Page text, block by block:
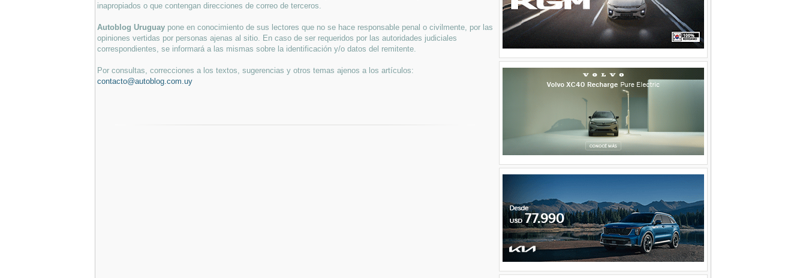
inapropiados o que contengan direcciones de correo de terceros.
Autoblog Uruguay pone en conocimiento de sus lectores que no se hace responsable penal o civilmente, por las
opiniones vertidas por personas ajenas al sitio. En caso de ser requeridos por las autoridades judiciales
correspondientes, se informará a las mismas sobre la identificación y/o datos del remitente.
Por consultas, correcciones a los textos, sugerencias y otros temas ajenos a los artículos:
contacto@autoblog.com.uy